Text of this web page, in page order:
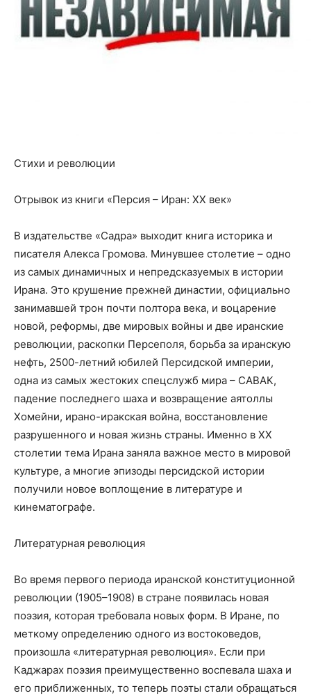
Стихи и революции
Отрывок из книги «Персия – Иран: ХХ век»
В издательстве «Садра» выходит книга историка и
писателя Алекса Громова. Минувшее столетие – одно
из самых динамичных и непредсказуемых в истории
Ирана. Это крушение прежней династии, официально
занимавшей трон почти полтора века, и воцарение
новой, реформы, две мировых войны и две иранские
революции, раскопки Персеполя, борьба за иранскую
нефть, 2500-летний юбилей Персидской империи,
одна из самых жестоких спецслужб мира – САВАК,
падение последнего шаха и возвращение аятоллы
Хомейни, ирано-иракская война, восстановление
разрушенного и новая жизнь страны. Именно в ХХ
столетии тема Ирана заняла важное место в мировой
культуре, а многие эпизоды персидской истории
получили новое воплощение в литературе и
кинематографе.
Литературная революция
Во время первого периода иранской конституционной
революции (1905–1908) в стране появилась новая
поэзия, которая требовала новых форм. В Иране, по
меткому определению одного из востоковедов,
произошла «литературная революция». Если при
Каджарах поэзия преимущественно воспевала шаха и
его приближенных, то теперь поэты стали обращаться